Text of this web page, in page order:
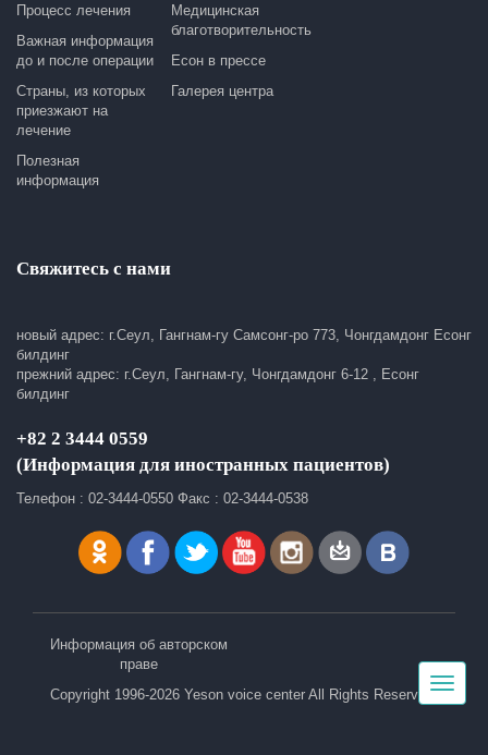
Процесс лечения
Важная информация
до и после операции
Страны, из которых
приезжают на
лечение
Полезная
информация
Медицинская
благотворительность
Есон в прессе
Галерея центра
Свяжитесь с нами
новый адрес: г.Сеул, Гангнам-гу Самсонг-ро 773, Чонгдамдонг Есонг
билдинг
прежний адрес: г.Сеул, Гангнам-гу, Чонгдамдонг 6-12 , Есонг
билдинг
+82 2 3444 0559
(Информация для иностранных пациентов)
Телефон : 02-3444-0550 Факс : 02-3444-0538
Информация об авторском
праве
Copyright 1996-2026 Yeson voice center All Rights Reserved.
Toggle